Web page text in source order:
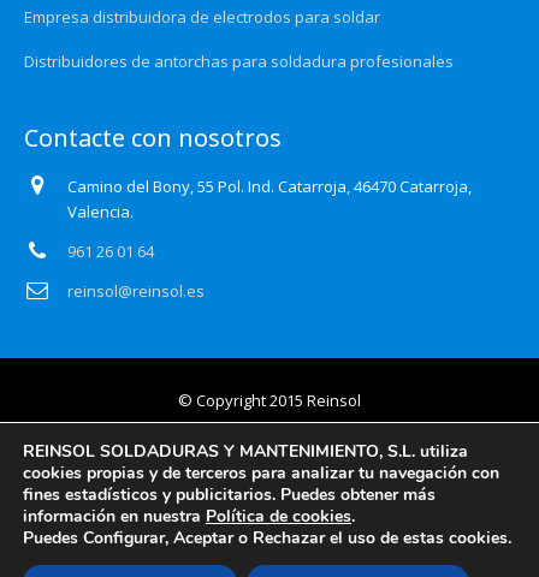
Empresa distribuidora de electrodos para soldar
Distribuidores de antorchas para soldadura profesionales
Contacte con nosotros
Camino del Bony, 55 Pol. Ind. Catarroja, 46470 Catarroja,
Valencia.
961 26 01 64
reinsol@reinsol.es
© Copyright 2015 Reinsol
Aviso legal
Política de privacidad
Certificado Auditoría Web
REINSOL SOLDADURAS Y MANTENIMIENTO, S.L. utiliza
cookies propias y de terceros para analizar tu navegación con
fines estadísticos y publicitarios. Puedes obtener más
información en nuestra Política de cookies.
Puedes Configurar, Aceptar o Rechazar el uso de estas cookies.